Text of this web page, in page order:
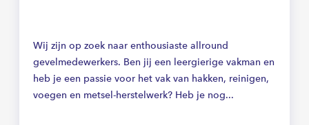
Wij zijn op zoek naar enthousiaste allround
gevelmedewerkers. Ben jij een leergierige vakman en
heb je een passie voor het vak van hakken, reinigen,
voegen en metsel-herstelwerk? Heb je nog...